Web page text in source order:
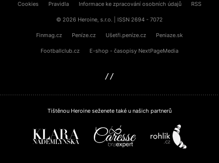
Cookies Pravidla Informace ke zpracování osobních údajů RSS
© 2026 Heroine, s.r.o. | ISSN 2694 - 7072
Finmag.cz Peníze.cz Ušetři.peníze.cz Peniaze.sk
Footballclub.cz E-shop - časopisy NextPageMedia
Tištěnou Heroine seženete také u našich partnerů